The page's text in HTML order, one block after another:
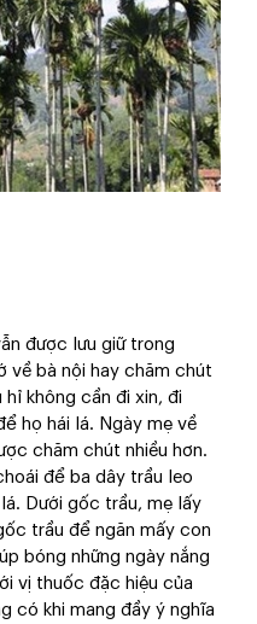
được lưu giữ trong
về bà nội hay chăm chút
không cần đi xin, đi
họ hái lá. Ngày mẹ về
chăm chút nhiều hơn.
để ba dây trầu leo
Dưới gốc trầu, mẹ lấy
trầu để ngăn mấy con
bóng những ngày nắng
vị thuốc đặc hiệu của
có khi mang đầy ý nghĩa